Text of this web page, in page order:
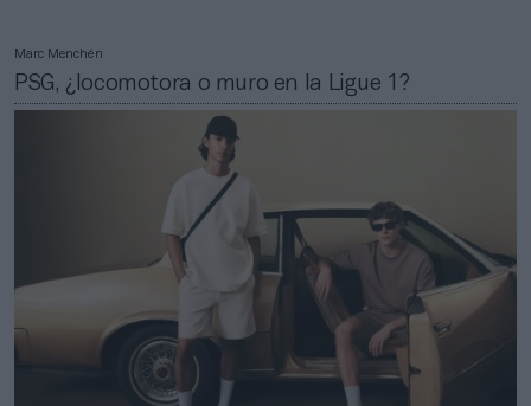
Marc Menchén
PSG, ¿locomotora o muro en la Ligue 1?